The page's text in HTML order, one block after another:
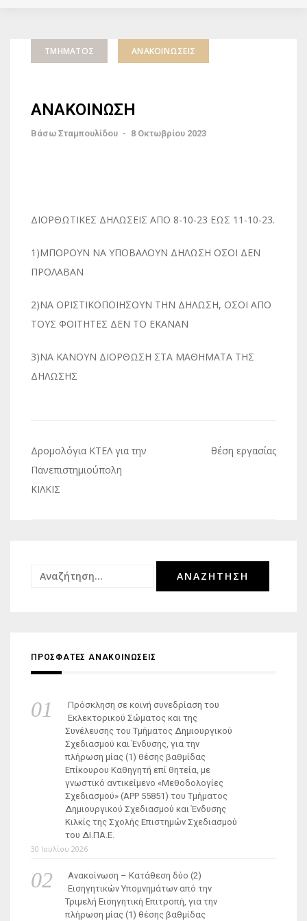
ΤΜΉΜΑΤΟΣ ΑΝΑΚΟΙΝΏΣΕΙΣ
ΑΝΑΚΟΙΝΩΣΗ
Βάσω Σταμπουλίδου - 8 Οκτωβρίου 2023
ΔΙΟΡΘΩΤΙΚΕΣ ΔΗΛΩΣΕΙΣ ΑΠΟ 8-10-23 ΕΩΣ 11-10-23.
1)ΜΠΟΡΟΥΝ ΝΑ ΥΠΟΒΑΛΟΥΝ ΔΗΛΩΣΗ ΟΣΟΙ ΔΕΝ
ΠΡΟΛΑΒΑΝ
2)ΝΑ ΟΡΙΣΤΙΚΟΠΟΙΗΣΟΥΝ ΤΗΝ ΔΗΛΩΣΗ, ΟΣΟΙ ΑΠΟ
ΤΟΥΣ ΦΟΙΤΗΤΕΣ ΔΕΝ ΤΟ ΕΚΑΝΑΝ
3)ΝΑ ΚΑΝΟΥΝ ΔΙΟΡΘΩΣΗ ΣΤΑ ΜΑΘΗΜΑΤΑ ΤΗΣ
ΔΗΛΩΣΗΣ
Πλοήγηση
άρθρων
Δρομολόγια ΚΤΕΛ για την
Πανεπιστημιούπολη
ΚΙΛΚΙΣ
θέση εργασίας
Αναζήτηση
ΠΡΟΣΦΑΤΕΣ ΑΝΑΚΟΙΝΩΣΕΙΣ
Πρόσκληση σε κοινή συνεδρίαση του
Εκλεκτορικού Σώματος και της
Συνέλευσης του Τμήματος Δημιουργικού
Σχεδιασμού και Ένδυσης, για την
πλήρωση μίας (1) θέσης βαθμίδας
Επίκουρου Καθηγητή επί θητεία, με
γνωστικό αντικείμενο «Μεθοδολογίες
Σχεδιασμού» (ΑΡΡ 55851) του Τμήματος
Δημιουργικού Σχεδιασμού και Ένδυσης
Κιλκίς της Σχολής Επιστημών Σχεδιασμού
του ΔΙ.ΠΑ.Ε.
30 Ιουλίου 2026
Ανακοίνωση – Κατάθεση δύο (2)
Εισηγητικών Υπομνημάτων από την
Τριμελή Εισηγητική Επιτροπή, για την
πλήρωση μίας (1) θέσης βαθμίδας